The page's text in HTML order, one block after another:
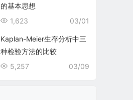
的基本思想
03/01
1,623
Kaplan-Meier生存分析中三
种检验方法的比较
03/09
5,257